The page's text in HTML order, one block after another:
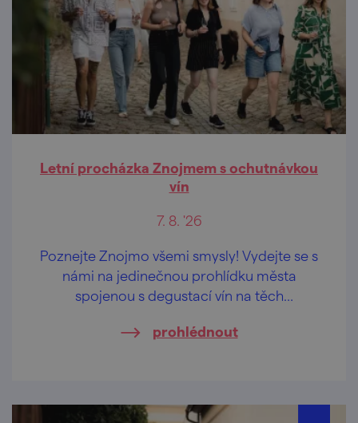
Letní procházka Znojmem s ochutnávkou
vín
7. 8. '26
Poznejte Znojmo všemi smysly! Vydejte se s
námi na jedinečnou prohlídku města
spojenou s degustací vín na těch
prohlédnout